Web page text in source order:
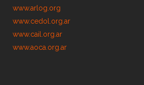
www.arlog.org
www.cedol.org.ar
www.cail.org.ar
www.aoca.org.ar